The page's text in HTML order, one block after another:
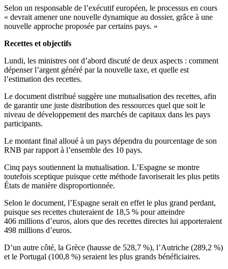
Selon un responsable de l’exécutif européen, le processus en cours
« devrait amener une nouvelle dynamique au dossier, grâce à une
nouvelle approche proposée par certains pays. »
Recettes et objectifs
Lundi, les ministres ont d’abord discuté de deux aspects : comment
dépenser l’argent généré par la nouvelle taxe, et quelle est
l’estimation des recettes.
Le document distribué suggère une mutualisation des recettes, afin
de garantir une juste distribution des ressources quel que soit le
niveau de développement des marchés de capitaux dans les pays
participants.
Le montant final alloué à un pays dépendra du pourcentage de son
RNB par rapport à l’ensemble des 10 pays.
Cinq pays soutiennent la mutualisation. L’Espagne se montre
toutefois sceptique puisque cette méthode favoriserait les plus petits
États de manière disproportionnée.
Selon le document, l’Espagne serait en effet le plus grand perdant,
puisque ses recettes chuteraient de 18,5 % pour atteindre
406 millions d’euros, alors que des recettes directes lui apporteraient
498 millions d’euros.
D’un autre côté, la Grèce (hausse de 528,7 %), l’Autriche (289,2 %)
et le Portugal (100,8 %) seraient les plus grands bénéficiaires.